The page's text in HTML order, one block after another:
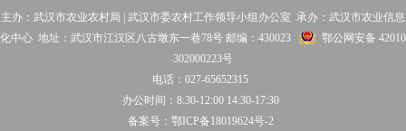
主办：武汉市农业农村局 | 武汉市委农村工作领导小组办公室 承办：武汉市农业信息
化中心 地址：武汉市江汉区八古墩东一巷78号 邮编：430023
鄂公网安备 42010
302000223号
电话：027-65652315
办公时间：8:30-12:00 14:30-17:30
备案号：鄂ICP备18019624号-2